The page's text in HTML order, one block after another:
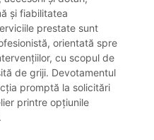
și fiabilitatea
prestate sunt
orientată spre
cu scopul de
de griji. Devotamentul
promptă la solicitări
printre opțiunile